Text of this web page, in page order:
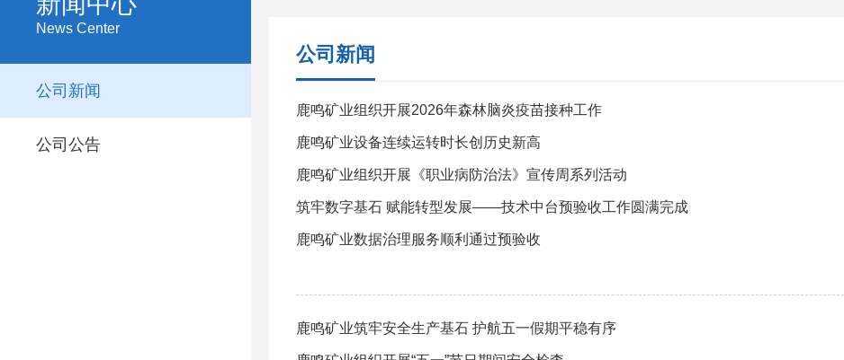
News Center
公司新闻
公司公告
公司新闻
鹿鸣矿业组织开展2026年森林脑炎疫苗接种工作
鹿鸣矿业设备连续运转时长创历史新高
鹿鸣矿业组织开展《职业病防治法》宣传周系列活动
筑牢数字基石 赋能转型发展——技术中台预验收工作圆满完成
鹿鸣矿业数据治理服务顺利通过预验收
鹿鸣矿业筑牢安全生产基石 护航五一假期平稳有序